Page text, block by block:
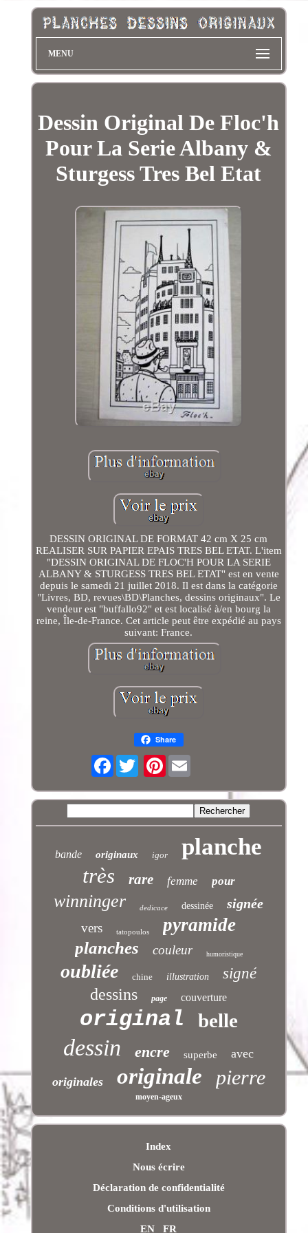
MENU
Dessin Original De Floc'h
Pour La Serie Albany &
Sturgess Tres Bel Etat
DESSIN ORIGINAL DE FORMAT 42 cm X 25 cm
REALISER SUR PAPIER EPAIS TRES BEL ETAT. L'item
"DESSIN ORIGINAL DE FLOC'H POUR LA SERIE
ALBANY & STURGESS TRES BEL ETAT" est en vente
depuis le samedi 21 juillet 2018. Il est dans la catégorie
"Livres, BD, revues\BD\Planches, dessins originaux". Le
vendeur est "buffallo92" et est localisé à/en bourg la
reine, Île-de-France. Cet article peut être expédié au pays
suivant: France.
Share
Facebook Pinterest
bande originaux igor planche
très rare femme pour
winninger dedicace dessinée signée
vers tatopoulos pyramide
planches couleur humoristique
oubliée chine illustration signé
dessins page couverture
original belle
dessin encre superbe avec
originales originale pierre
moyen-ageux
Index
Nous écrire
Déclaration de confidentialité
Conditions d'utilisation
EN
FR